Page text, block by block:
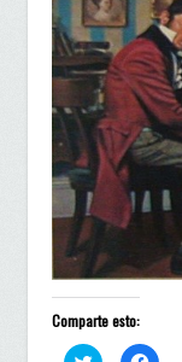
Comparte esto: